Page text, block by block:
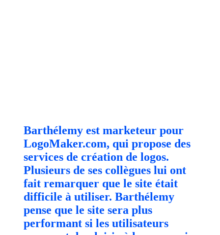
Barthélemy est marketeur pour
LogoMaker.com, qui propose des
services de création de logos.
Plusieurs de ses collègues lui ont
fait remarquer que le site était
difficile à utiliser. Barthélemy
pense que le site sera plus
performant si les utilisateurs